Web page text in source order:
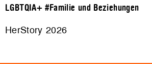
LGBTQIA+ #Familie und Beziehungen
HerStory 2026